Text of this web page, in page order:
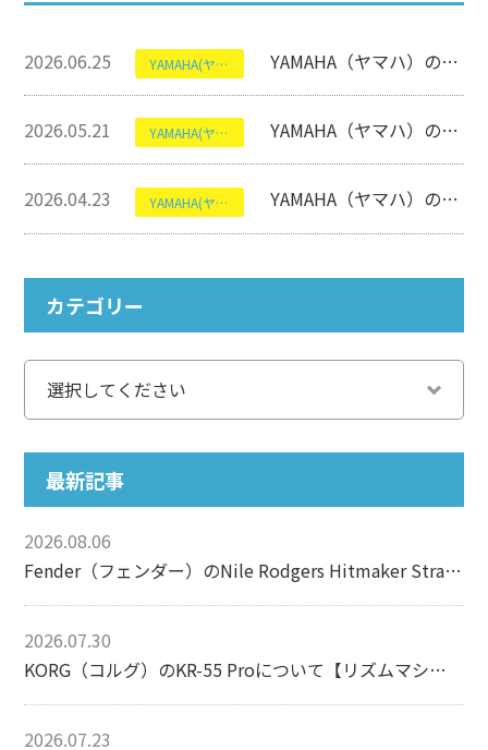
2026.06.25 YAMAHA(ヤマハ) YAMAHA（ヤマハ）のTRBX 500 Seiriesについて【エレキベース】
2026.05.21 YAMAHA(ヤマハ) YAMAHA（ヤマハ）のTRB1006Jについて【エレキベース】
2026.04.23 YAMAHA(ヤマハ) YAMAHA（ヤマハ）のDTX8K-X REAL WOODについて【電子ドラム】
カテゴリー
最新記事
2026.08.06
Fender（フェンダー）のNile Rodgers Hitmaker Stratocasterについて【エレキギター】
2026.07.30
KORG（コルグ）のKR-55 Proについて【リズムマシン】
2026.07.23